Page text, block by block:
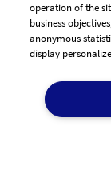
Alternative
operation of the
business
anonymous
display